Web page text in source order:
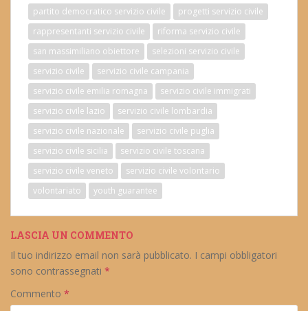
partito democratico servizio civile
progetti servizio civile
rappresentanti servizio civile
riforma servizio civile
san massimiliano obiettore
selezioni servizio civile
servizio civile
servizio civile campania
servizio civile emilia romagna
servizio civile immigrati
servizio civile lazio
servizio civile lombardia
servizio civile nazionale
servizio civile puglia
servizio civile sicilia
servizio civile toscana
servizio civile veneto
servizio civile volontario
volontariato
youth guarantee
LASCIA UN COMMENTO
Il tuo indirizzo email non sarà pubblicato. I campi obbligatori
sono contrassegnati *
Commento *